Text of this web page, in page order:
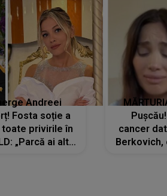
Fosta soție a
toate privirile în
„Parcă ai altă
putere,
cancer
accident
Dacă